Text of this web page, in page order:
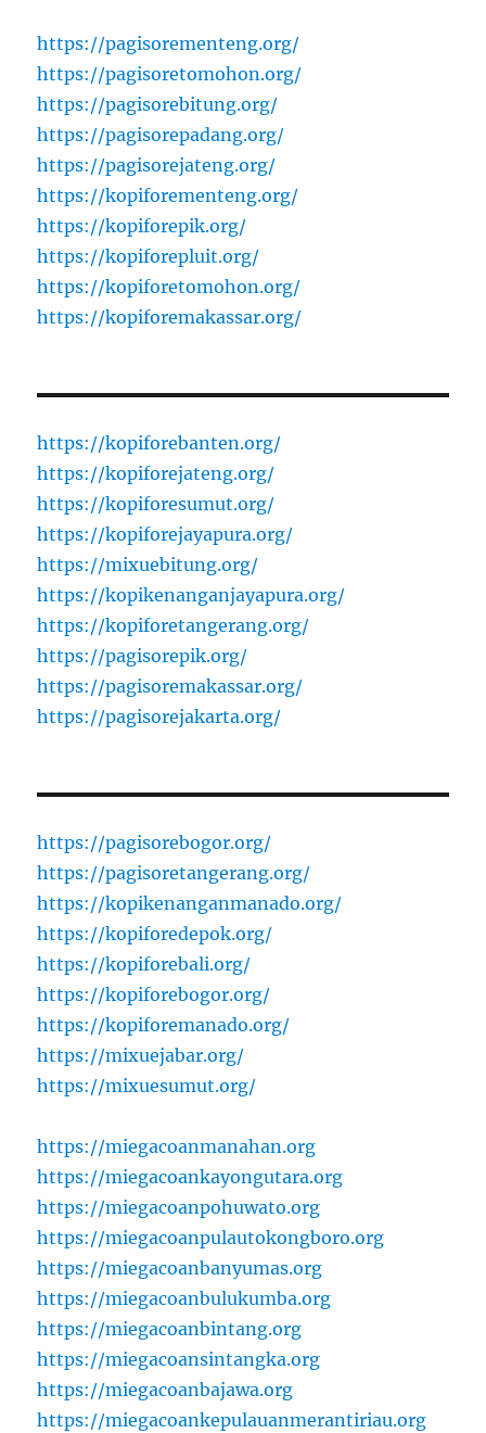
https://pagisorementeng.org/
https://pagisoretomohon.org/
https://pagisorebitung.org/
https://pagisorepadang.org/
https://pagisorejateng.org/
https://kopiforementeng.org/
https://kopiforepik.org/
https://kopiforepluit.org/
https://kopiforetomohon.org/
https://kopiforemakassar.org/
https://kopiforebanten.org/
https://kopiforejateng.org/
https://kopiforesumut.org/
https://kopiforejayapura.org/
https://mixuebitung.org/
https://kopikenanganjayapura.org/
https://kopiforetangerang.org/
https://pagisorepik.org/
https://pagisoremakassar.org/
https://pagisorejakarta.org/
https://pagisorebogor.org/
https://pagisoretangerang.org/
https://kopikenanganmanado.org/
https://kopiforedepok.org/
https://kopiforebali.org/
https://kopiforebogor.org/
https://kopiforemanado.org/
https://mixuejabar.org/
https://mixuesumut.org/
https://miegacoanmanahan.org
https://miegacoankayongutara.org
https://miegacoanpohuwato.org
https://miegacoanpulautokongboro.org
https://miegacoanbanyumas.org
https://miegacoanbulukumba.org
https://miegacoanbintang.org
https://miegacoansintangka.org
https://miegacoanbajawa.org
https://miegacoankepulauanmerantiriau.org